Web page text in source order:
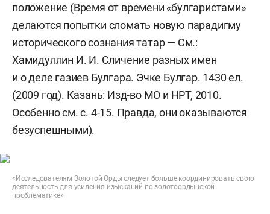
положение (Время от времени «булгаристами»
делаются попытки сломать новую парадигму
исторического сознания татар — См.:
Хамидуллин И. И. Сличение разных имен
и о деле газиев Булгара. Эчке Булгар. 1430 ел.
(2009 год). Казань: Изд-во МО и НРТ, 2010.
Особенно см. с. 4-15. Правда, они оказываются
безуспешными).
«Исследователям Золотой Орды следует больше координировать свою
деятельность для усиления изысканий по золотоордынской
проблематике»